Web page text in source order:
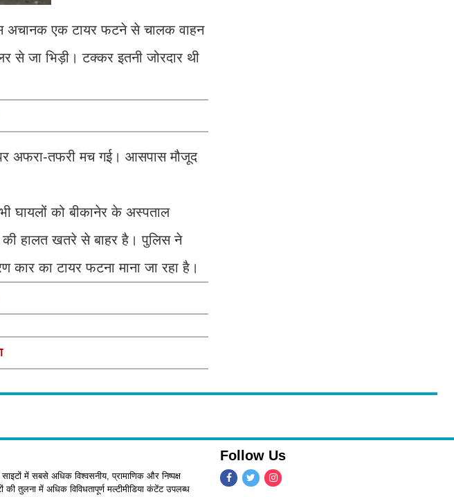
अचानक एक टायर फटने से चालक वाहन
जा भिड़ी। टक्कर इतनी जोरदार थी
अफरा-तफरी मच गई। आसपास मौजूद
घायलों को बीकानेर के अस्पताल
की हालत खतरे से बाहर है। पुलिस ने
कार का टायर फटना माना जा रहा है।
में सबसे अधिक विश्वसनीय, प्रामाणिक और निष्पक्ष
की तुलना में अधिक विविधतापूर्ण मल्टीमीडिया कंटेंट उपलब्ध
Follow Us